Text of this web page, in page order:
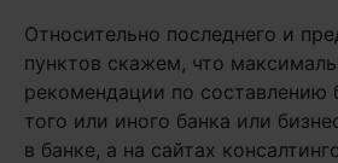
Относительно последнего и
пунктов скажем, что
рекомендации по составлению
того или иного банка или
в банке, а на сайтах